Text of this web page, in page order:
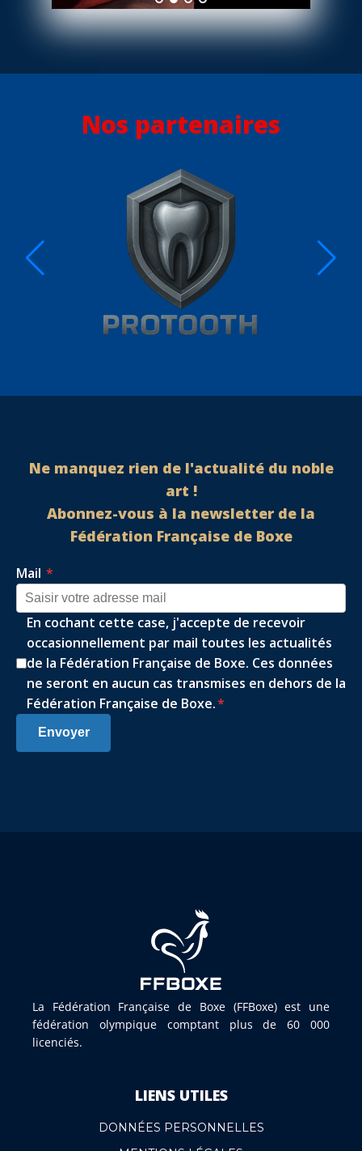
Nos partenaires
Ne manquez rien de l'actualité du noble
art !
Abonnez-vous à la newsletter de la
Fédération Française de Boxe
Mail *
En cochant cette case, j'accepte de recevoir
occasionnellement par mail toutes les actualités
de la Fédération Française de Boxe. Ces données
ne seront en aucun cas transmises en dehors de la
Fédération Française de Boxe.*
Envoyer
La Fédération Française de Boxe (FFBoxe) est une
fédération olympique comptant plus de 60 000
licenciés.
LIENS UTILES
DONNÉES PERSONNELLES